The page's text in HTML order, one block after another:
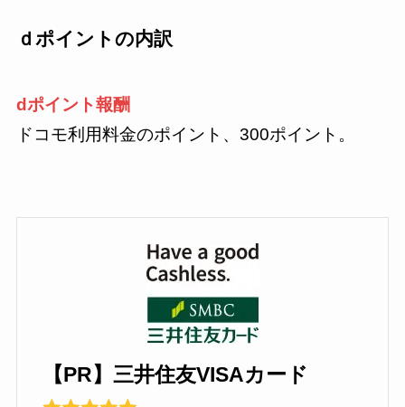
ｄポイントの内訳
dポイント報酬
ドコモ利用料金のポイント、300ポイント。
【PR】三井住友VISAカード